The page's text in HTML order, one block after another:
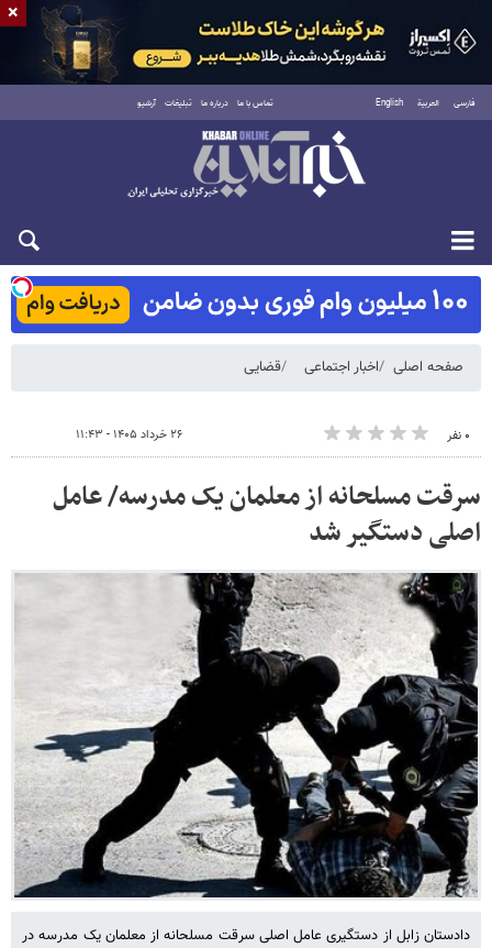
فارسی العربية English تماس با ما درباره ما تبلیغات آرشیو
شنبه ۱۷ مرداد ۱۴۰۵
صفحه اصلی اخبار اجتماعی قضایی
۰ نفر ۲۶ خرداد ۱۴۰۵ - ۱۱:۴۳
سرقت مسلحانه از معلمان یک مدرسه/ عامل
اصلی دستگیر شد
دادستان زابل از دستگیری عامل اصلی سرقت مسلحانه از معلمان یک مدرسه در
×